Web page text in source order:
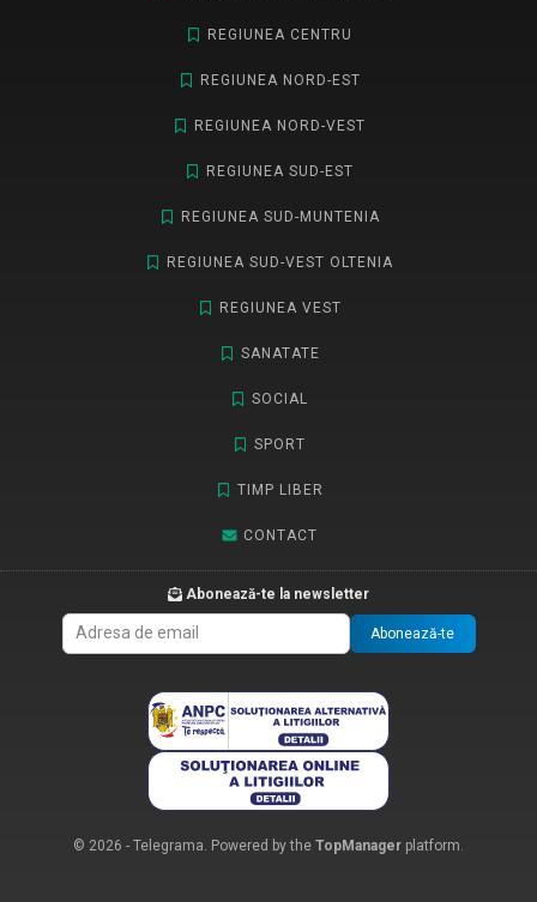
REGIUNEA CENTRU
REGIUNEA NORD-EST
REGIUNEA NORD-VEST
REGIUNEA SUD-EST
REGIUNEA SUD-MUNTENIA
REGIUNEA SUD-VEST OLTENIA
REGIUNEA VEST
SANATATE
SOCIAL
SPORT
TIMP LIBER
CONTACT
Abonează-te la newsletter
Abonează-te
© 2026 - Telegrama. Powered by the TopManager platform.